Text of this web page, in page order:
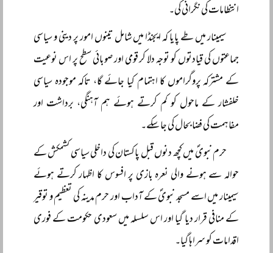
انتظامات کی نگرانی کی۔
سیمینار میں طے پایا کہ ایجنڈا میں شامل تینوں امور پر دینی و سیاسی
جماعتوں کی قیادتوں کو توجہ دلا کر قومی اور صوبائی سطح پر اس نوعیت
کے مشترکہ پروگراموں کا اہتمام کیا جائے گا، تاکہ موجودہ سیاسی
خلفشار کے ماحول کو کم کرتے ہوئے ہم آہنگی، برداشت اور
مفاہمت کی فضا بحال کی جا سکے۔
حرم نبویؐ میں کچھ دنوں قبل پاکستان کی داخلی سیاسی کشمکش کے
حوالہ سے ہونے والی نعرہ بازی پر افسوس کا اظہار کرتے ہوئے
سیمینار میں اسے مسجد نبویؐ کے آداب اور حرم مدینہ کی تعظیم و توقیر
کے منافی قرار دیا گیا اور اس سلسلہ میں سعودی حکومت کے فوری
اقدامات کو سراہا گیا۔